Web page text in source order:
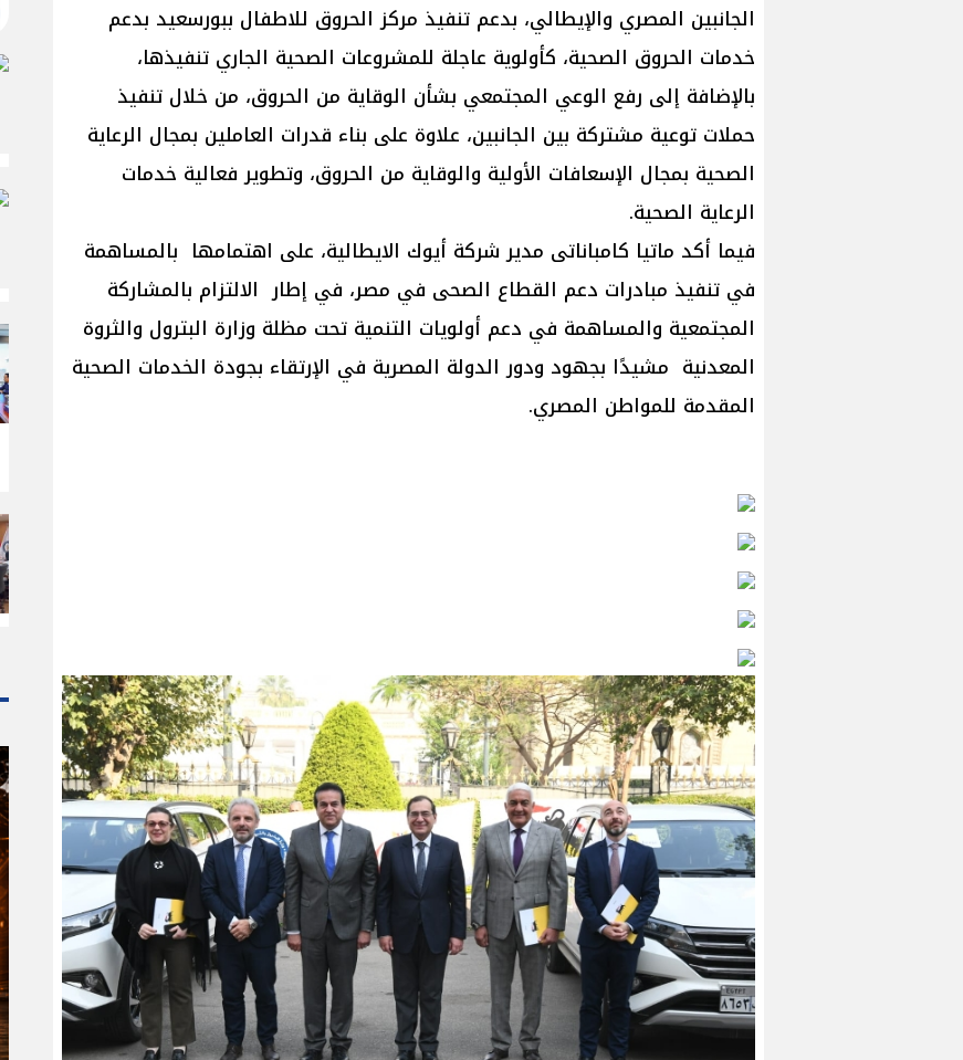
الجانبين المصري والإيطالي، بدعم تنفيذ مركز الحروق للاطفال ببورسعيد بدعم
خدمات الحروق الصحية، كأولوية عاجلة للمشروعات الصحية الجاري تنفيذها،
بالإضافة إلى رفع الوعي المجتمعي بشأن الوقاية من الحروق، من خلال تنفيذ
حملات توعية مشتركة بين الجانبين، علاوة على بناء قدرات العاملين بمجال الرعاية
الصحية بمجال الإسعافات الأولية والوقاية من الحروق، وتطوير فعالية خدمات
الرعاية الصحية.
فيما أكد ماتيا كامباناتى مدير شركة أيوك الايطالية، على اهتمامها بالمساهمة
في تنفيذ مبادرات دعم القطاع الصحى في مصر، في إطار الالتزام بالمشاركة
المجتمعية والمساهمة في دعم أولويات التنمية تحت مظلة وزارة البترول والثروة
المعدنية مشيدًا بجهود ودور الدولة المصرية في الإرتقاء بجودة الخدمات الصحية
المقدمة للمواطن المصري.